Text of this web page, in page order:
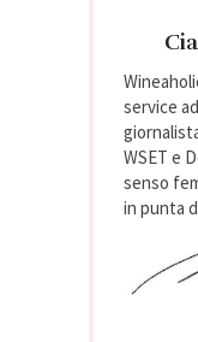
service
WSET e
senso
in punta